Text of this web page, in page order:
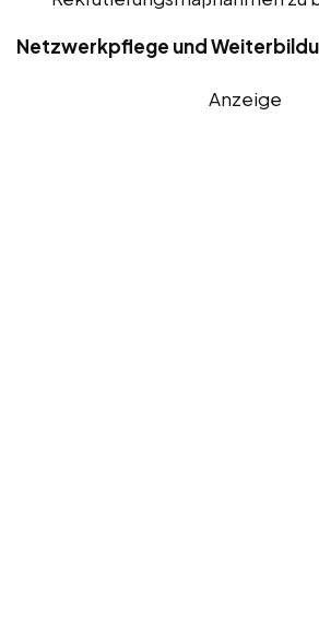
Netzwerkpflege und
Anzeige